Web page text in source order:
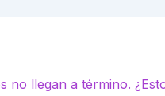
no llegan a término.